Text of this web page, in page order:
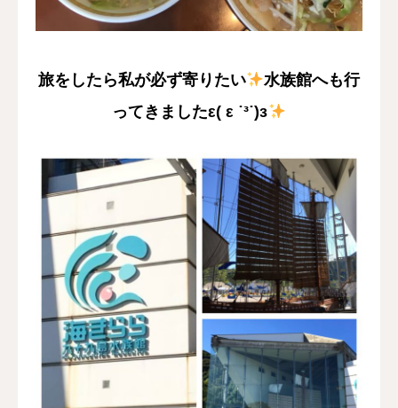
旅をしたら私が必ず寄りたい
水族館へも行
ってきましたε( ε ˙³˙)з